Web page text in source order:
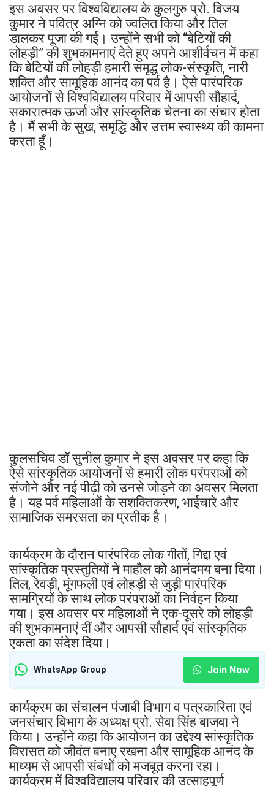
इस अवसर पर विश्वविद्यालय के कुलगुरु प्रो. विजय
कुमार ने पवित्र अग्नि को ज्वलित किया और तिल
डालकर पूजा की गई। उन्होंने सभी को “बेटियों की
लोहड़ी” की शुभकामनाएं देते हुए अपने आशीर्वचन में कहा
कि बेटियों की लोहड़ी हमारी समृद्ध लोक-संस्कृति, नारी
शक्ति और सामूहिक आनंद का पर्व है। ऐसे पारंपरिक
आयोजनों से विश्वविद्यालय परिवार में आपसी सौहार्द,
सकारात्मक ऊर्जा और सांस्कृतिक चेतना का संचार होता
है। मैं सभी के सुख, समृद्धि और उत्तम स्वास्थ्य की कामना
करता हूँ।
कुलसचिव डॉ सुनील कुमार ने इस अवसर पर कहा कि
ऐसे सांस्कृतिक आयोजनों से हमारी लोक परंपराओं को
संजोने और नई पीढ़ी को उनसे जोड़ने का अवसर मिलता
है। यह पर्व महिलाओं के सशक्तिकरण, भाईचारे और
सामाजिक समरसता का प्रतीक है।
कार्यक्रम के दौरान पारंपरिक लोक गीतों, गिद्दा एवं
सांस्कृतिक प्रस्तुतियों ने माहौल को आनंदमय बना दिया।
तिल, रेवड़ी, मूंगफली एवं लोहड़ी से जुड़ी पारंपरिक
सामग्रियों के साथ लोक परंपराओं का निर्वहन किया
गया। इस अवसर पर महिलाओं ने एक-दूसरे को लोहड़ी
की शुभकामनाएं दीं और आपसी सौहार्द एवं सांस्कृतिक
एकता का संदेश दिया।
WhatsApp Group Join Now
कार्यक्रम का संचालन पंजाबी विभाग व पत्रकारिता एवं
जनसंचार विभाग के अध्यक्ष प्रो. सेवा सिंह बाजवा ने
किया। उन्होंने कहा कि आयोजन का उद्देश्य सांस्कृतिक
विरासत को जीवंत बनाए रखना और सामूहिक आनंद के
माध्यम से आपसी संबंधों को मजबूत करना रहा।
कार्यक्रम में विश्वविद्यालय परिवार की उत्साहपूर्ण